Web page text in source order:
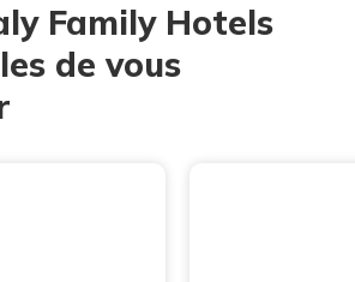
Family Hotels
de vous